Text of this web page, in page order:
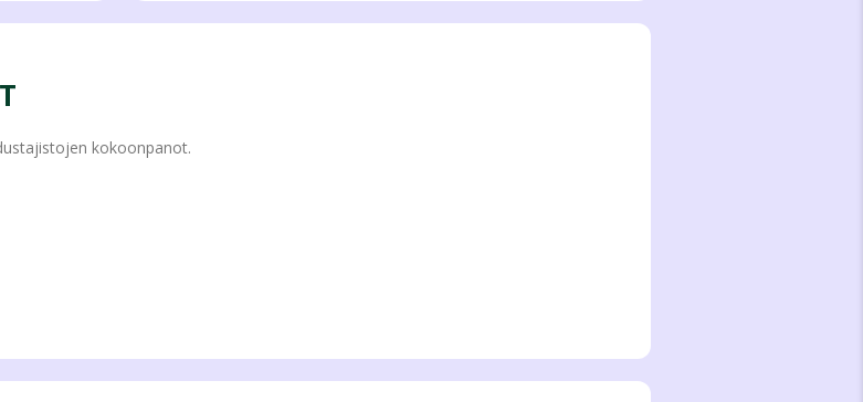
kokoonpanot.